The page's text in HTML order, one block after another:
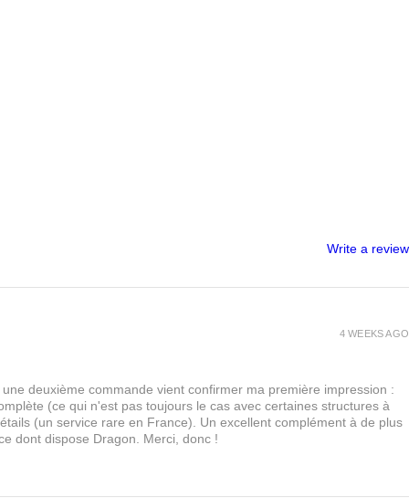
Write a review
deuxième commande vient confirmer ma première impression :
(ce qui n'est pas toujours le cas avec certaines structures à
(un service rare en France). Un excellent complément à de plus
dont dispose Dragon. Merci, donc !
4 WEEKS AGO